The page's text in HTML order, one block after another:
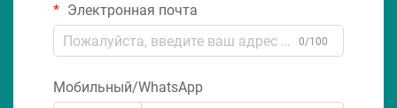
Электронная почта
0/100
Мобильный/WhatsApp